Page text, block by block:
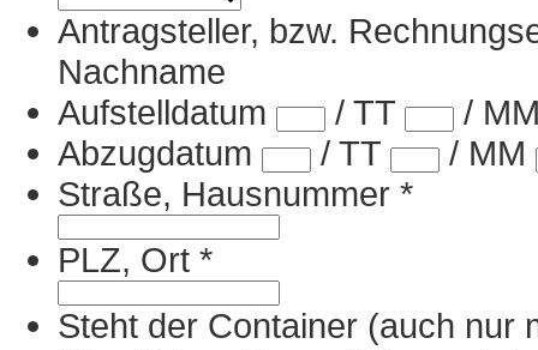
Antragsteller, bzw.
Nachname
Aufstelldatum
/ TT /
Abzugdatum
/ TT / MM
Straße, Hausnummer *
PLZ, Ort *
Steht der Container (auch nur